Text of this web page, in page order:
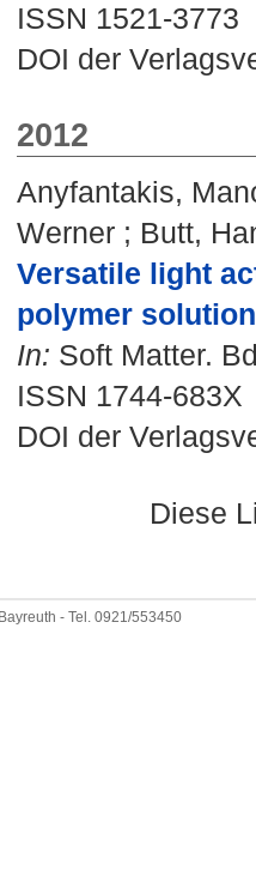
ISSN 1521-3773
DOI der
2012
Anyfantakis,
Werner ; Butt,
Versatile light
polymer
In: Soft Matter.
ISSN 1744-683X
DOI der
Diese
- Tel. 0921/553450